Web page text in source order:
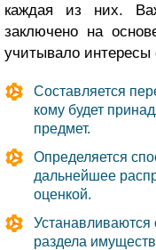
каждая из них.
заключено на
учитывало интересы
Составляется
кому будет
предмет.
Определяется
дальнейшее
оценкой.
Устанавливаются
раздела